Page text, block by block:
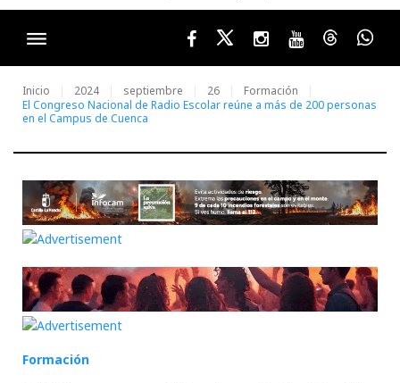
FacebookTwitterInstagram
YoutubeThreads
Inicio 2024 septiembre 26
Formación
El Congreso Nacional de Radio Escolar reúne a más de 200 personas
en el Campus de Cuenca
Formación